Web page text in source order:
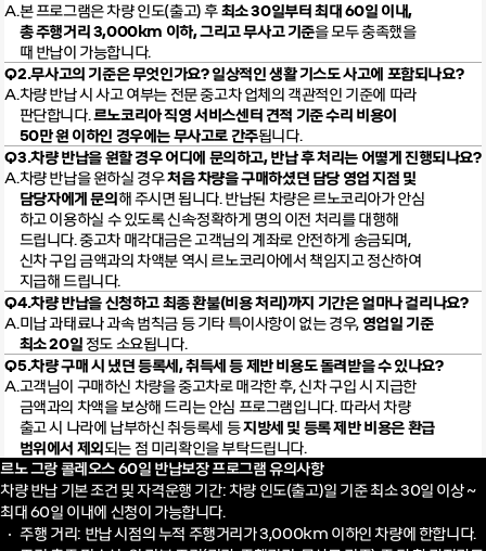
본 프로그램은 차량 인도(출고) 후최소 30일부터 최대 60일 이내,
총 주행거리 3,000km 이하, 그리고 무사고 기준을 모두 충족했을
때 반납이 가능합니다.
무사고의 기준은 무엇인가요? 일상적인 생활 기스도 사고에 포함되나요?
차량 반납 시 사고 여부는 전문 중고차 업체의 객관적인 기준에 따라
판단합니다.르노코리아 직영 서비스센터 견적 기준 수리 비용이
50만 원 이하인 경우에는 무사고로 간주됩니다.
차량 반납을 원할 경우 어디에 문의하고, 반납 후 처리는 어떻게 진행되나요?
차량 반납을 원하실 경우처음 차량을 구매하셨던 담당 영업 지점 및
담당자에게 문의해 주시면 됩니다. 반납된 차량은 르노코리아가 안심
하고 이용하실 수 있도록 신속·정확하게 명의 이전 처리를 대행해
드립니다. 중고차 매각대금은 고객님의 계좌로 안전하게 송금되며,
신차 구입 금액과의 차액분 역시 르노코리아에서 책임지고 정산하여
지급해 드립니다.
차량 반납을 신청하고 최종 환불(비용 처리)까지 기간은 얼마나 걸리나요?
미납 과태료나 과속 범칙금 등 기타 특이사항이 없는 경우, 영업일 기준
최소 20일 정도 소요됩니다.
차량 구매 시 냈던 등록세, 취득세 등 제반 비용도 돌려받을 수 있나요?
고객님이 구매하신 차량을 중고차로 매각한 후, 신차 구입 시 지급한
금액과의 차액을 보상해 드리는 안심 프로그램입니다. 따라서 차량
출고 시 나라에 납부하신 취·등록세 등지방세 및 등록 제반 비용은 환급
범위에서 제외되는 점 미리확인을 부탁드립니다.
르노 그랑 콜레오스 60일 반납보장 프로그램 유의사항
차량 반납 기본 조건 및 자격운행 기간: 차량 인도(출고)일 기준 최소 30일 이상 ~
최대 60일 이내에 신청이 가능합니다.
주행 거리: 반납 시점의 누적 주행거리가 3,000km 이하인 차량에 한합니다.